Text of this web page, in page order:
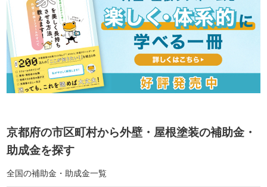
京都府の市区町村から外壁・屋根塗装の補助金・
助成金を探す
全国の補助金・助成金一覧